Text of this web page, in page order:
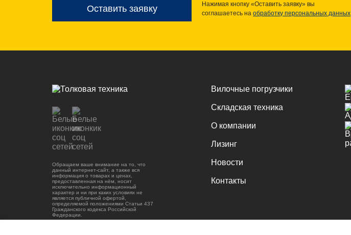
Оставить заявку
Нажимая кнопку «Оставить заявку» вы
соглашаетесь наобработку персональных данных
Обращаем ваше внимание на то, что
данный интернет-сайт, а также вся
информация о товарах и ценах,
предоставленная на нём, носит
исключительно информационный
характер и ни при каких условиях не
является публичной офертой,
определяемой положениями Статьи 437
Гражданского кодекса Российской
Федерации.
Вилочные погрузчики
Складская техника
О компании
Лизинг
Новости
Контакты